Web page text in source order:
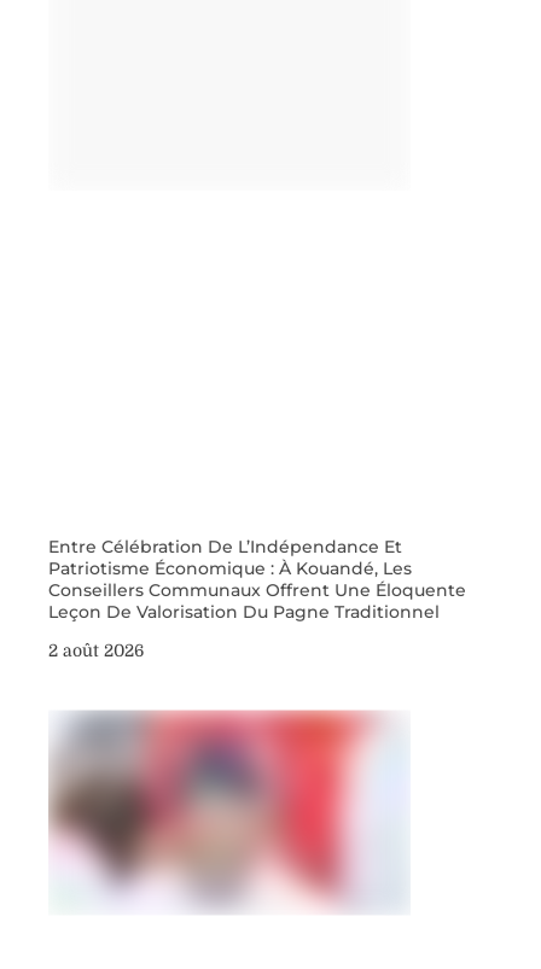
Entre Célébration De L’Indépendance Et
Patriotisme Économique : À Kouandé, Les
Conseillers Communaux Offrent Une Éloquente
Leçon De Valorisation Du Pagne Traditionnel
2 août 2026